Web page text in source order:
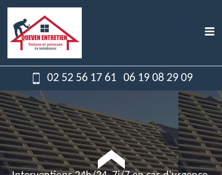
02 52 56 17 61 06 19 08 29 09